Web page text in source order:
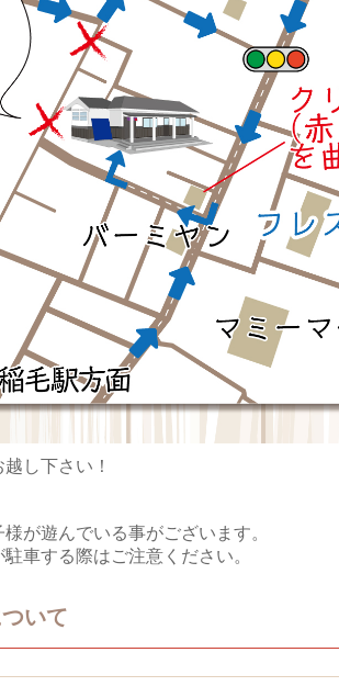
し下さい！
が遊んでいる事がございます。
車する際はご注意ください。
いて